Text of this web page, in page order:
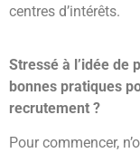
centres d’intérêts.
Stressé à l’idée de
bonnes pratiques
recrutement ?
Pour commencer,